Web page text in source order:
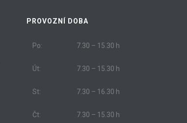
PROVOZNÍ DOBA
Po: 7.30 – 15.30 h
Út: 7.30 – 15.30 h
St: 7.30 – 16.30 h
Čt: 7.30 – 15.30 h